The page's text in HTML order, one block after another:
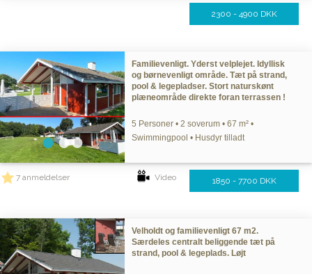
2300 - 4900 DKK
Familievenligt. Yderst velplejet. Idyllisk
og børnevenligt område. Tæt på strand,
pool & legepladser. Stort naturskønt
plæneområde direkte foran terrassen !
5 Personer • 2 soverum • 67 m² •
Swimmingpool • Husdyr tilladt
7 anmeldelser Video 1850 - 7700 DKK
Velholdt og familievenligt 67 m2.
Særdeles centralt beliggende tæt på
strand, pool & legeplads. Løjt